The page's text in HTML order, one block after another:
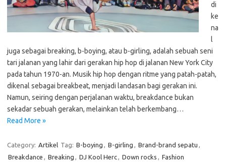
di
ke
na
l
juga sebagai breaking, b-boying, atau b-girling, adalah sebuah seni
tari jalanan yang lahir dari gerakan hip hop di jalanan New York City
pada tahun 1970-an. Musik hip hop dengan ritme yang patah-patah,
dikenal sebagai breakbeat, menjadi landasan bagi gerakan ini.
Namun, seiring dengan perjalanan waktu, breakdance bukan
sekadar sebuah gerakan, melainkan telah berkembang…
Read More »
Category: Artikel Tag: B-boying , B-girling , Brand-brand sepatu ,
Breakdance , Breaking , DJ Kool Herc, Down rocks , Fashion